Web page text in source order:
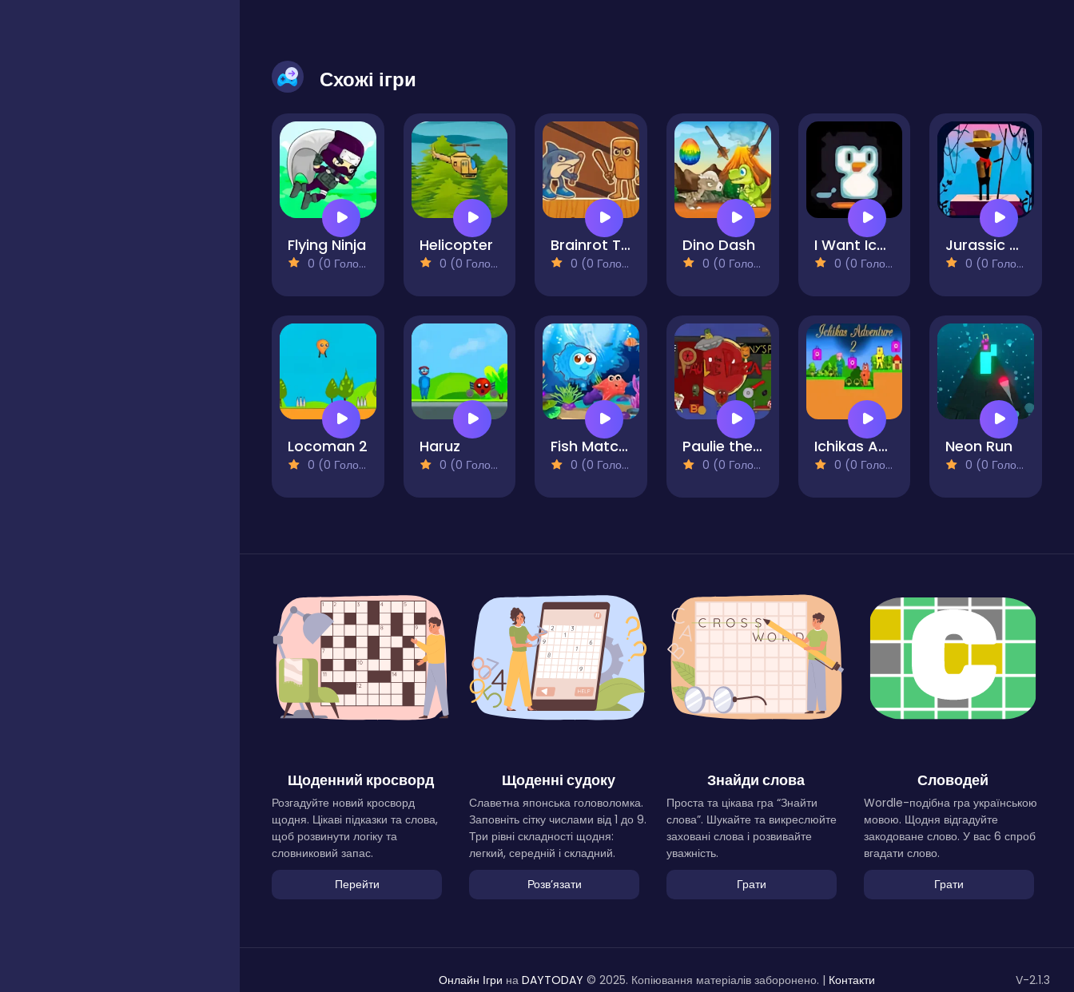
Схожі ігри
Flying Ninja
0 (0 Голосів)
Helicopter
0 (0 Голосів)
Brainrot Tung Sahur Battle
0 (0 Голосів)
Dino Dash
0 (0 Голосів)
I Want Ice Cream
0 (0 Голосів)
Jurassic Run
0 (0 Голосів)
Locoman 2
0 (0 Голосів)
Haruz
0 (0 Голосів)
Fish Match Master
0 (0 Голосів)
Paulie the Pizza
0 (0 Голосів)
Ichikas Adventure 2
0 (0 Голосів)
Neon Run
0 (0 Голосів)
Щоденний кросворд
Розгадуйте новий кросворд
щодня. Цікаві підказки та слова,
щоб розвинути логіку та
словниковий запас.
Перейти
Щоденні судоку
Славетна японська головоломка.
Заповніть сітку числами від 1 до 9.
Три рівні складності щодня:
легкий, середній і складний.
Розвʼязати
Знайди слова
Проста та цікава гра “Знайти
слова”. Шукайте та викреслюйте
заховані слова і розвивайте
уважність.
Грати
Словодей
Wordle-подібна гра українською
мовою. Щодня відгадуйте
закодоване слово. У вас 6 спроб
вгадати слово.
Грати
Онлайн Ігри на DAYTODAY © 2025. Копіювання матеріалів заборонено. | Контакти V-2.1.3